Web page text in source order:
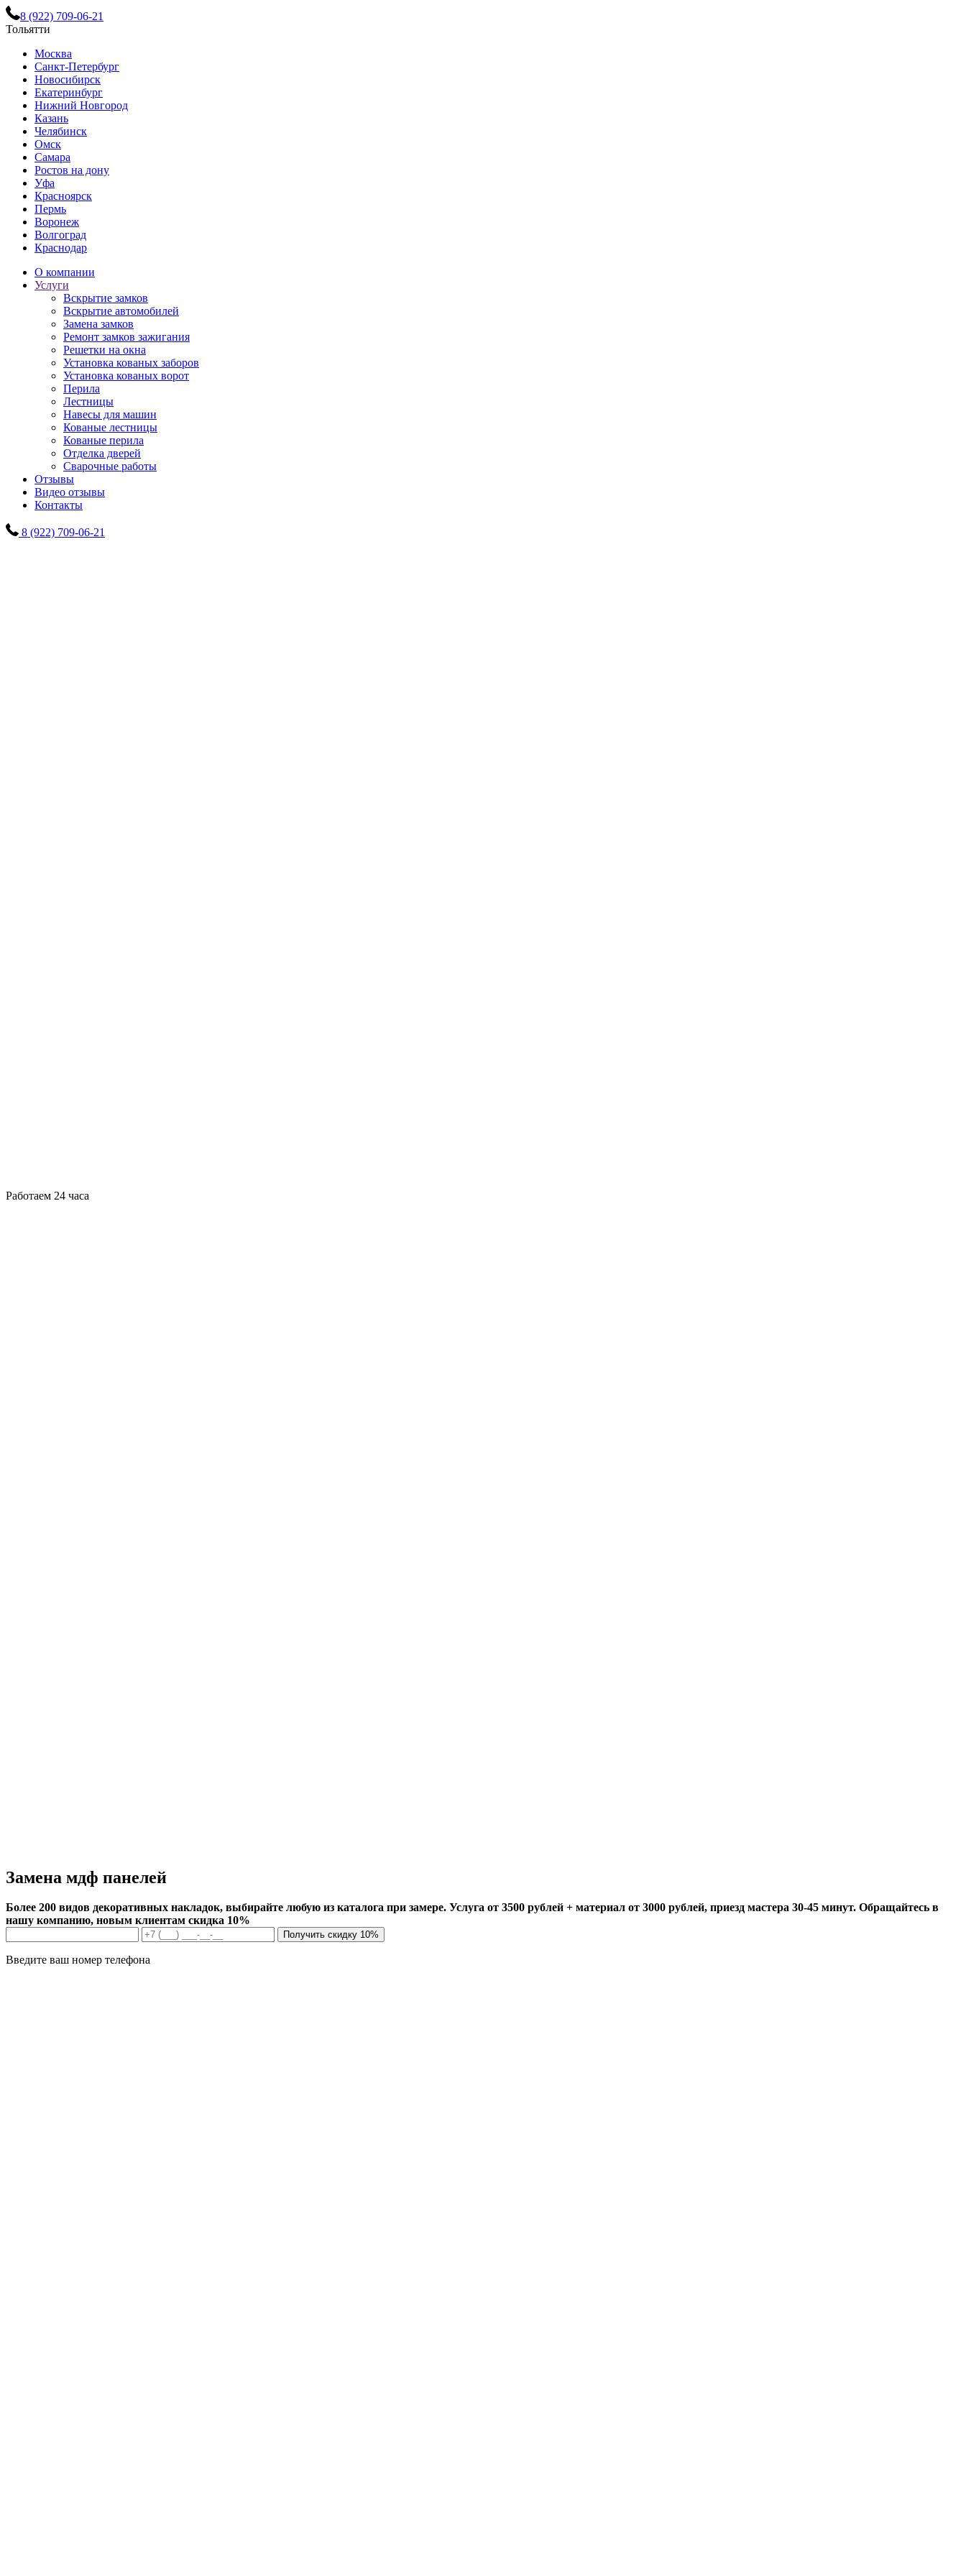
8 (922) 709-06-21
Тольятти
Москва
Санкт-Петербург
Новосибирск
Екатеринбург
Нижний Новгород
Казань
Челябинск
Омск
Самара
Ростов на дону
Уфа
Красноярск
Пермь
Воронеж
Волгоград
Краснодар
О компании
Услуги
Вскрытие замков
Вскрытие автомобилей
Замена замков
Ремонт замков зажигания
Решетки на окна
Установка кованых заборов
Установка кованых ворот
Перила
Лестницы
Навесы для машин
Кованые лестницы
Кованые перила
Отделка дверей
Сварочные работы
Отзывы
Видео отзывы
Контакты
8 (922) 709-06-21
Работаем 24 часа
Замена мдф панелей
Более 200 видов декоративных накладок, выбирайте любую из каталога при замере. Услуга от 3500 рублей + материал от 3000 рублей, приезд мастера 30-45 минут. Обращайтесь в
нашу компанию, новым клиентам скидка 10%
Получить скидку 10%
Введите ваш номер телефона